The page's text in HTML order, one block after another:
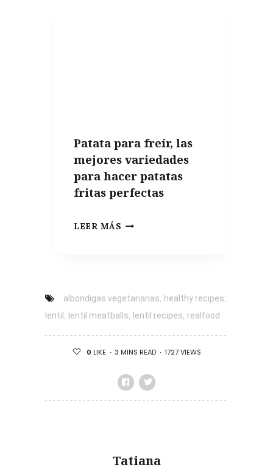
DE
VERANO
Patata para freír, las
mejores variedades
para hacer patatas
fritas perfectas
LEER MÁS PATATA
MEJORES
VARIEDADES
FRITAS
albondigas vegetarianas, healthy recipes,
lentil , lentil meatballs, lentil recipes, realfood
0 LIKE 3 MINS READ 1727 VIEWS
Tatiana